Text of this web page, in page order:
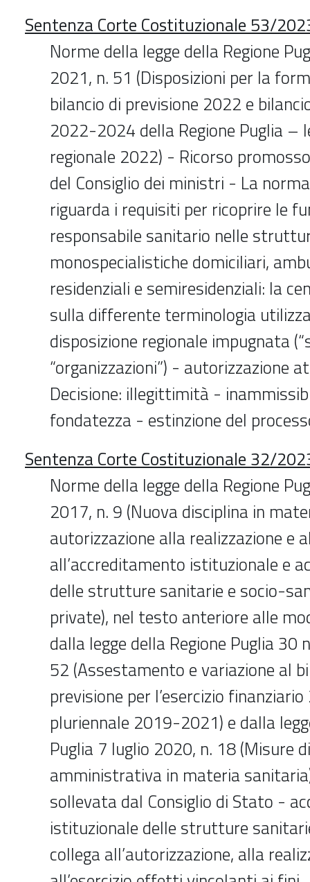
Sentenza Corte Costituzionale 53/
Norme della legge della Regione
2021, n. 51 (Disposizioni per la
bilancio di previsione 2022 e
2022-2024 della Regione Puglia –
regionale 2022) - Ricorso
del Consiglio dei ministri - La
riguarda i requisiti per ricoprire le
responsabile sanitario nelle
monospecialistiche domiciliari,
residenziali e semiresidenziali: la
sulla differente terminologia
disposizione regionale impugnata
“organizzazioni”) - autorizzazione
Decisione: illegittimità -
fondatezza - estinzione del
Sentenza Corte Costituzionale 32/
Norme della legge della Regione
2017, n. 9 (Nuova disciplina in
autorizzazione alla realizzazione e
all’accreditamento istituzionale e
delle strutture sanitarie e socio-
private), nel testo anteriore alle
dalla legge della Regione Puglia 30
52 (Assestamento e variazione al
previsione per l’esercizio
pluriennale 2019-2021) e dalla
Puglia 7 luglio 2020, n. 18 (Misure
amministrativa in materia
sollevata dal Consiglio di Stato -
istituzionale delle strutture
collega all’autorizzazione, alla